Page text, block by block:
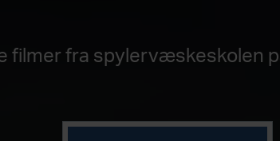
filmer fra spylervæskeskolen